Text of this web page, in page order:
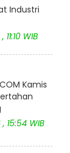
Industri
WIB
Kamis
15:54 WIB